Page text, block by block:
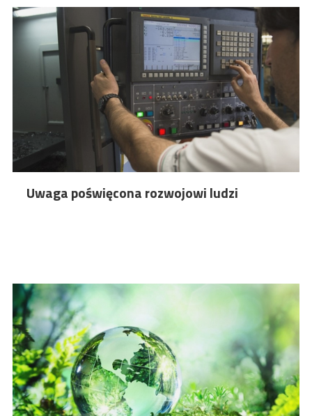
Uwaga poświęcona rozwojowi ludzi